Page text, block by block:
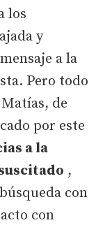
los
y
a la
Pero todo
de
por este
a la
,
con
con